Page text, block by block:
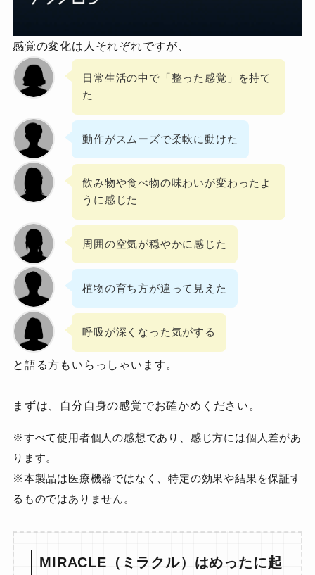
感覚の変化は人それぞれですが、
日常生活の中で「整った感覚」を持て
た
動作がスムーズで柔軟に動けた
飲み物や食べ物の味わいが変わったよ
うに感じた
周囲の空気が穏やかに感じた
植物の育ち方が違って見えた
呼吸が深くなった気がする
と語る方もいらっしゃいます。
まずは、自分自身の感覚でお確かめください。
※すべて使用者個人の感想であり、感じ方には個人差があ
ります。
※本製品は医療機器ではなく、特定の効果や結果を保証す
るものではありません。
MIRACLE（ミラクル）はめったに起